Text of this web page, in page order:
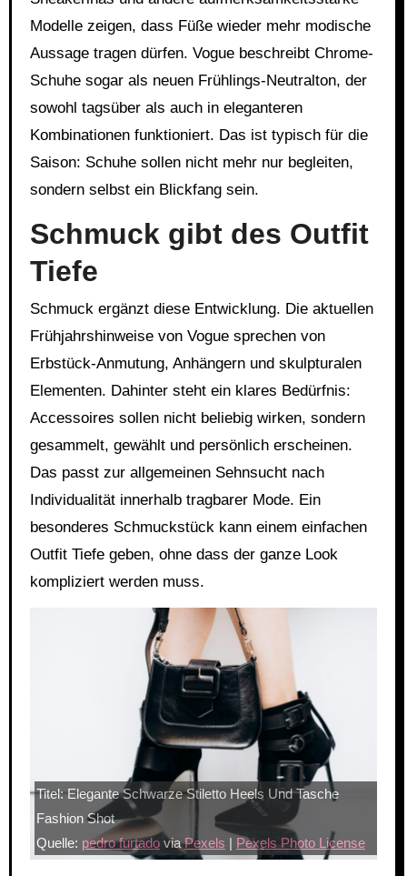
Modelle zeigen, dass Füße wieder mehr modische
Aussage tragen dürfen. Vogue beschreibt Chrome-
Schuhe sogar als neuen Frühlings-Neutralton, der
sowohl tagsüber als auch in eleganteren
Kombinationen funktioniert. Das ist typisch für die
Saison: Schuhe sollen nicht mehr nur begleiten,
sondern selbst ein Blickfang sein.
Schmuck gibt des Outfit
Tiefe
Schmuck ergänzt diese Entwicklung. Die aktuellen
Frühjahrshinweise von Vogue sprechen von
Erbstück-Anmutung, Anhängern und skulpturalen
Elementen. Dahinter steht ein klares Bedürfnis:
Accessoires sollen nicht beliebig wirken, sondern
gesammelt, gewählt und persönlich erscheinen.
Das passt zur allgemeinen Sehnsucht nach
Individualität innerhalb tragbarer Mode. Ein
besonderes Schmuckstück kann einem einfachen
Outfit Tiefe geben, ohne dass der ganze Look
kompliziert werden muss.
Titel: Elegante Schwarze Stiletto Heels Und Tasche
Fashion Shot
Quelle: pedro furtadoviaPexels | Pexels Photo License